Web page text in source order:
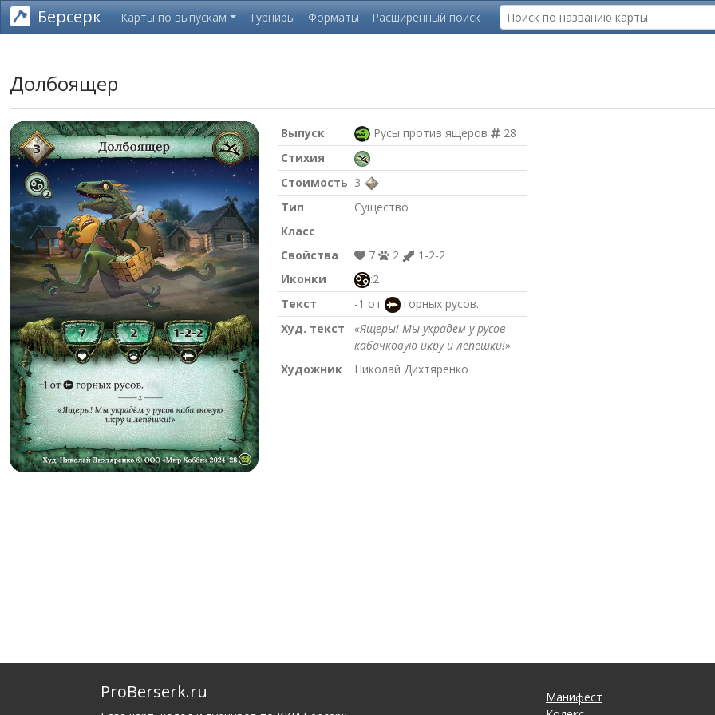
Берсерк Карты по выпускам Турниры Форматы Расширенный поиск
Долбоящер
Выпуск Русы против ящеров
28
Стихия
Стоимость 3
Тип
Существо
Класс
Свойства
7 2
1-2-2
Иконки
:2
Текст
-1 от
горных русов.
Худ. текст
«Ящеры! Мы украдем у русов
кабачковую икру и лепешки!»
Художник
Николай Дихтяренко
ProBerserk.ru
Манифест